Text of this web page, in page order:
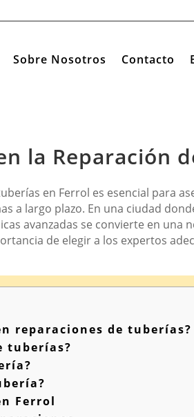
Sobre Nosotros Contacto
la Reparación
en Ferrol es esencial para
a largo plazo. En una ciudad
avanzadas se convierte en una
de elegir a los expertos
reparaciones de tuberías?
tuberías?
Ferrol